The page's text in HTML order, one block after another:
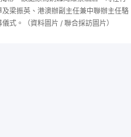
梁振英、港澳辦副主任兼中聯辦主任駱
式。（資料圖片 / 聯合採訪圖片）